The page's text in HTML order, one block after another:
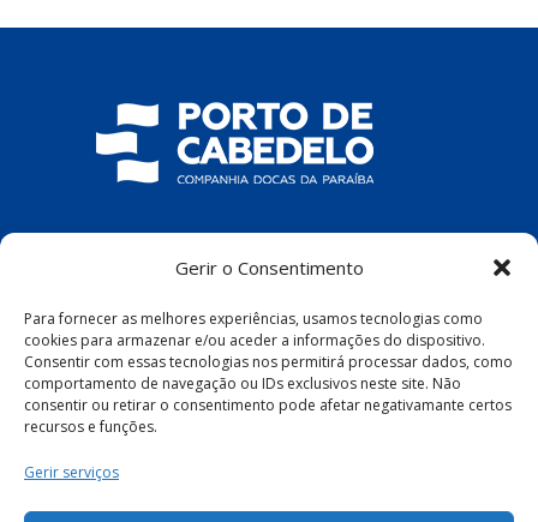
Gerir o Consentimento
Para fornecer as melhores experiências, usamos tecnologias como
cookies para armazenar e/ou aceder a informações do dispositivo.
Consentir com essas tecnologias nos permitirá processar dados, como
comportamento de navegação ou IDs exclusivos neste site. Não
consentir ou retirar o consentimento pode afetar negativamante certos
recursos e funções.
Gerir serviços
COMPANHIA DOCAS DA PARAÍBA
– PB, 58100-100
Política de Privacidade